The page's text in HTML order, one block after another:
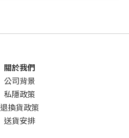
關於我們
公司背景
私隱政策
退換貨政策
送貨安排